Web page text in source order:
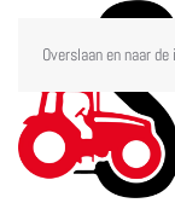
Overslaan en naar de